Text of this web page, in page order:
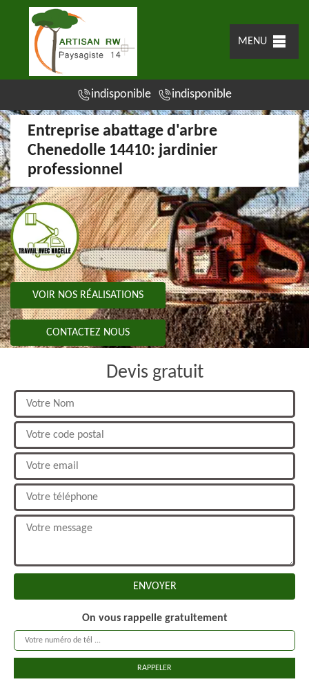
MENU
indisponible indisponible
Entreprise abattage d'arbre
Chenedolle 14410: jardinier
professionnel
VOIR NOS RÉALISATIONS
CONTACTEZ NOUS
Devis gratuit
On vous rappelle gratuitement